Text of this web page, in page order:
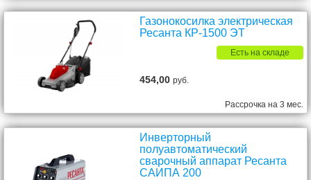
Газонокосилка электрическая
Ресанта КР-1500 ЭТ
Есть на складе
454,00руб.
Рассрочка на 3 мес.
Инверторный
полуавтоматический
сварочный аппарат Ресанта
САИПА 200